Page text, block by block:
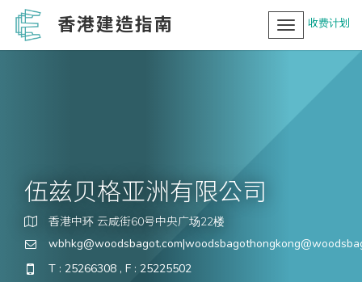
香港建造指南 收费计划
Toggle
navigation
伍兹贝格亚洲有限公司
香港中环 云咸街60号中央广场22楼
T : 25266308 , F : 25225502